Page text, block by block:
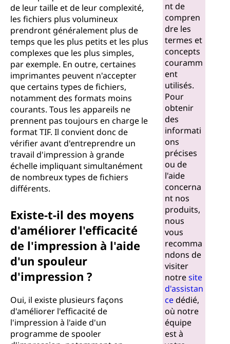
de leur taille et de leur complexité,
les fichiers plus volumineux
prendront généralement plus de
temps que les plus petits et les plus
complexes que les plus simples,
par exemple. En outre, certaines
imprimantes peuvent n'accepter
que certains types de fichiers,
notamment des formats moins
courants. Tous les appareils ne
prennent pas toujours en charge le
format TIF. Il convient donc de
vérifier avant d'entreprendre un
travail d'impression à grande
échelle impliquant simultanément
de nombreux types de fichiers
différents.
Existe-t-il des moyens
d'améliorer l'efficacité
de l'impression à l'aide
d'un spouleur
d'impression ?
Oui, il existe plusieurs façons
d'améliorer l'efficacité de
l'impression à l'aide d'un
programme de spooler
nt de
compren
dre les
termes et
concepts
couramm
ent
utilisés.
Pour
obtenir
des
informati
ons
précises
ou de
l'aide
concerna
nt nos
produits,
nous
vous
recomma
ndons de
visiter
notresite
d'assistan
cedédié,
où notre
équipe
est à